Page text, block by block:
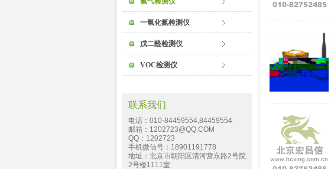
一氧化氮检测仪
戊二醛检测仪
VOC检测仪
联系我们
电话：010-84459554,84459554
邮箱：1202723@QQ.COM
QQ：1202723
手机微信号：18901191778
地址：北京市朝阳区清河营东路2号院
2号楼1111室